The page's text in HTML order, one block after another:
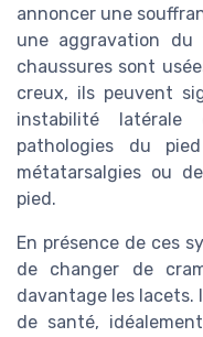
annoncer une
une aggravation
chaussures sont
creux, ils peuvent
instabilité
pathologies du
métatarsalgies ou
pied.
En présence de ces
de changer de
davantage les
de santé,